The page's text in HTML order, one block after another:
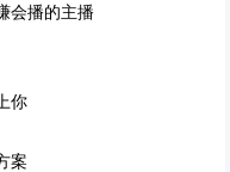
会播的主播
你
案